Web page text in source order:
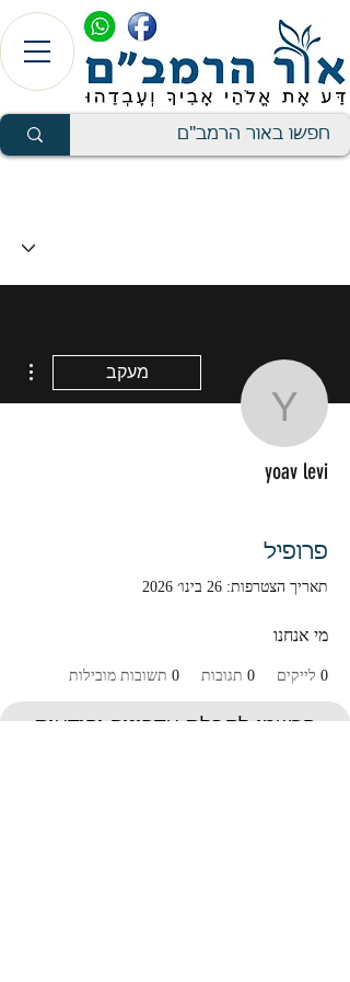
yoav levi
מעקב
yoav levi
פרופיל
תאריך הצטרפות: 26 בינו׳ 2026
מי אנחנו
0 לייקים 0 תגובות 0 תשובות מובילות
הרשמו לקבלת עדכונים והודעות